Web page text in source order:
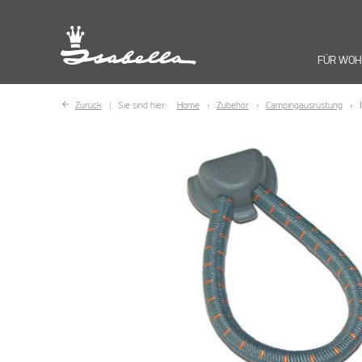
FÜR
Zurück Sie sind hier: Home Zubehör Campingausrüstung